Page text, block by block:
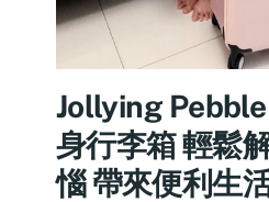
Jollying
身行李箱 輕鬆
惱 帶來便利生